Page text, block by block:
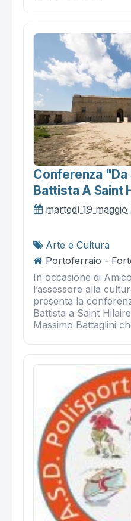
Conferenza "da
Battista A Saint
martedì 19 maggio
Arte e Cultura
Portoferraio -
In occasione di
l’assessore alla
presenta la
Battista a Saint
Massimo Battaglini